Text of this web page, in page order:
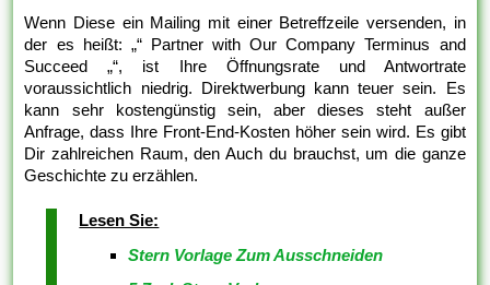
Wenn Diese ein Mailing mit einer Betreffzeile versenden, in
der es heißt: „“ Partner with Our Company Terminus and
Succeed „“, ist Ihre Öffnungsrate und Antwortrate
voraussichtlich niedrig. Direktwerbung kann teuer sein. Es
kann sehr kostengünstig sein, aber dieses steht außer
Anfrage, dass Ihre Front-End-Kosten höher sein wird. Es gibt
Dir zahlreichen Raum, den Auch du brauchst, um die ganze
Geschichte zu erzählen.
Lesen Sie:
Stern Vorlage Zum Ausschneiden